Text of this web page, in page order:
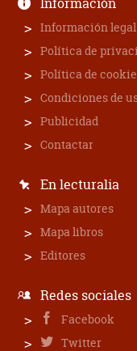
Información legal
Política de
Política de
Condiciones de
Publicidad
Contactar
En lecturalia
Mapa autores
Mapa libros
Editores
Redes sociales
Facebook
Twitter